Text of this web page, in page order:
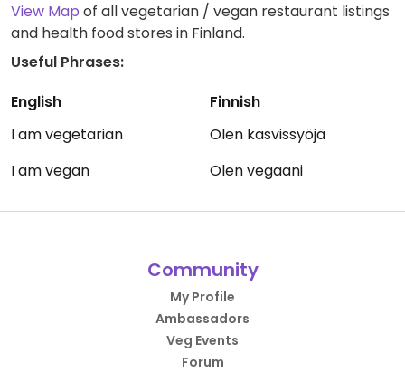
View Map of all vegetarian / vegan restaurant listings
and health food stores in Finland.
Useful Phrases:
English
Finnish
I am vegetarian
Olen kasvissyöjä
I am vegan
Olen vegaani
Community
My Profile
Ambassadors
Veg Events
Forum